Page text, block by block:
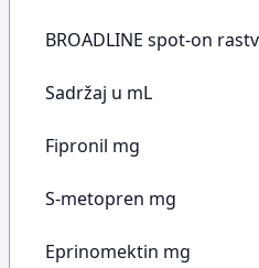
BROADLINE spot-on
Sadržaj u mL
Fipronil mg
S-metopren mg
Eprinomektin mg